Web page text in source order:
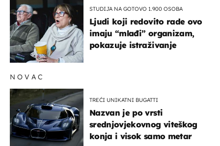
STUDIJA NA GOTOVO 1.900 OSOBA
Ljudi koji redovito rade ovo
imaju “mlađi” organizam,
pokazuje istraživanje
NOVAC
TREĆI UNIKATNI BUGATTI
Nazvan je po vrsti
srednjovjekovnog viteškog
konja i visok samo metar